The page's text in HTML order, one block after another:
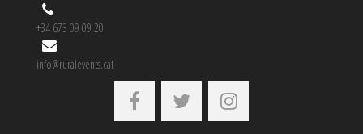
+34 673 09 09 20
info@ruralevents.cat